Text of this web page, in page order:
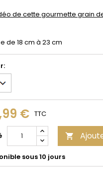
de cette gourmette grain
de 18 cm à 23 cm
€ TTC

sous 10 jours